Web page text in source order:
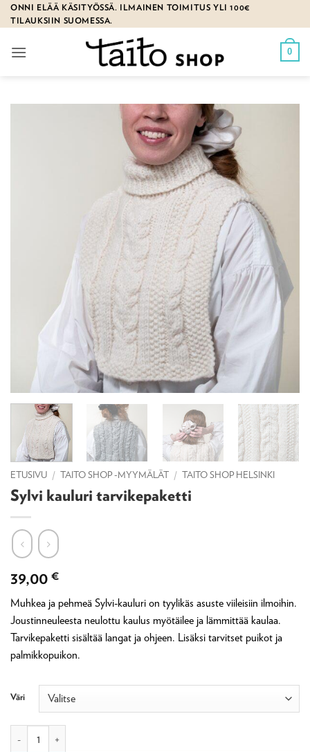
Skip
to
ONNI ELÄÄ KÄSITYÖSSÄ. ILMAINEN TOIMITUS YLI 100€
TILAUKSIIN SUOMESSA.
0
ETUSIVU / TAITO SHOP -MYYMÄLÄT / TAITO SHOP HELSINKI
Sylvi kauluri tarvikepaketti
39,00 €
Muhkea ja pehmeä Sylvi-kauluri on tyylikäs asuste viileisiin ilmoihin.
Joustinneuleesta neulottu kaulus myötäilee ja lämmittää kaulaa.
Tarvikepaketti sisältää langat ja ohjeen. Lisäksi tarvitset puikot ja
palmikkopuikon.
Väri